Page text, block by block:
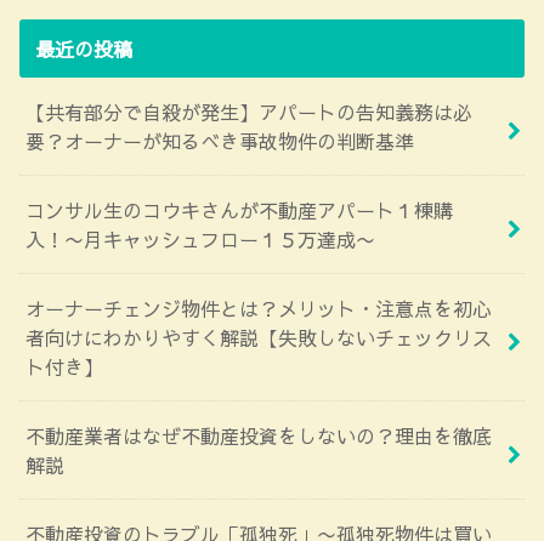
最近の投稿
【共有部分で自殺が発生】アパートの告知義務は必
要？オーナーが知るべき事故物件の判断基準
コンサル生のコウキさんが不動産アパート１棟購
入！〜月キャッシュフロー１５万達成〜
オーナーチェンジ物件とは？メリット・注意点を初心
者向けにわかりやすく解説【失敗しないチェックリス
ト付き】
不動産業者はなぜ不動産投資をしないの？理由を徹底
解説
不動産投資のトラブル「孤独死」〜孤独死物件は買い